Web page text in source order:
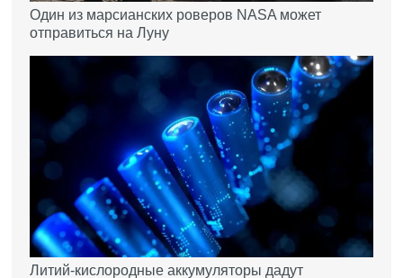
Один из марсианских роверов NASA может
отправиться на Луну
Литий-кислородные аккумуляторы дадут